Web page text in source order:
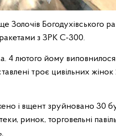
Золочів Богодухівського
з ЗРК С-300.
4 лютого йому виповнилося
троє цивільних жінок
і вщент зруйновано 30
ринок, торговельні